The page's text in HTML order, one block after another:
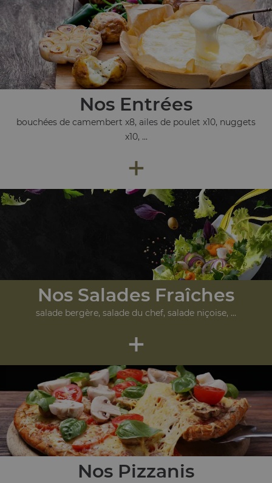
Nos Entrées
bouchées de camembert x8, ailes de poulet x10, nuggets
x10, ...
+
Nos Salades Fraîches
salade bergère, salade du chef, salade niçoise, ...
+
Nos Pizzanis